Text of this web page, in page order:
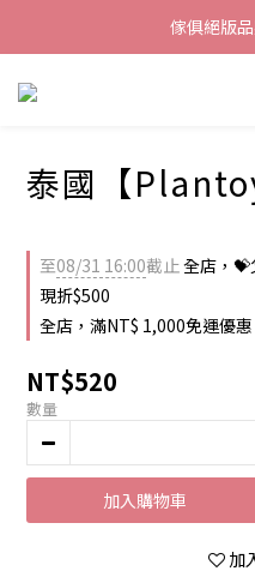
加入LINE好
傢俱絕版
全館滿
泰國【
至08/31 16:00截止全店，
現折$500
全店，滿NT$ 1,000免運優
NT$520
數量
加入購物車
加